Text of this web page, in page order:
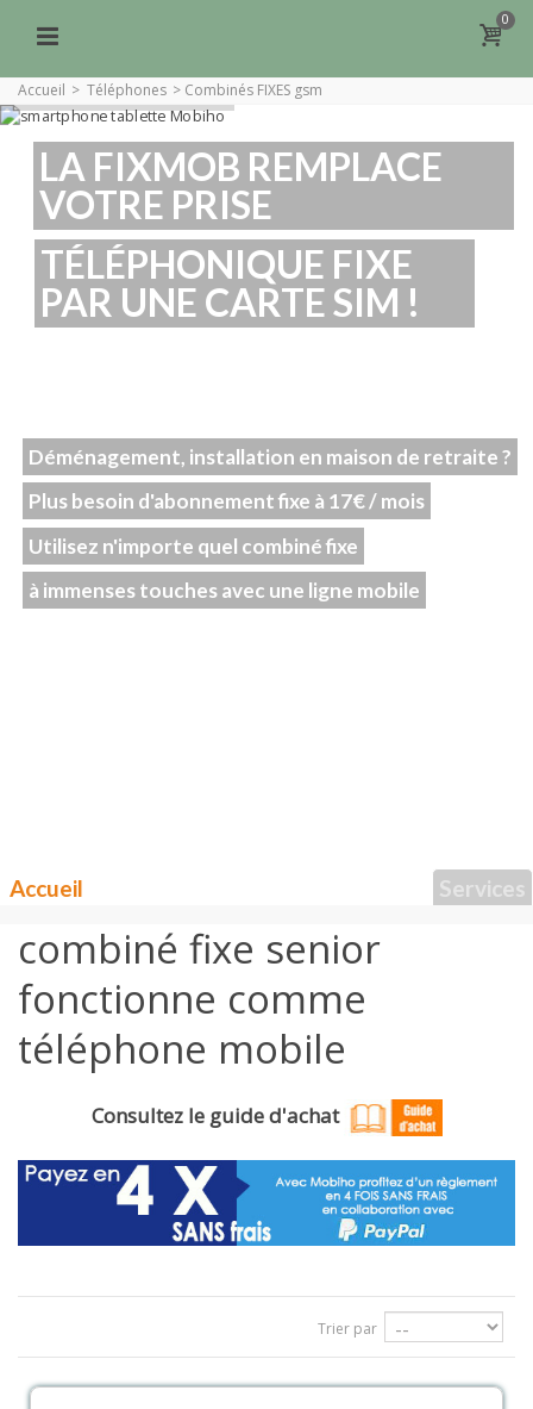
0
Accueil > Téléphones > Combinés FIXES gsm
LA FIXMOB REMPLACE
VOTRE PRISE
TÉLÉPHONIQUE FIXE
PAR UNE CARTE SIM !
Déménagement, installation en maison de retraite ?
Plus besoin d'abonnement fixe à 17€ / mois
Utilisez n'importe quel combiné fixe
à immenses touches avec une ligne mobile
Accueil Services
combiné fixe senior
fonctionne comme
téléphone mobile
Consultez le guide d'achat
Trier par